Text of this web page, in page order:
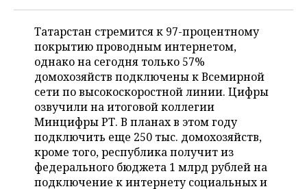
КОМУ ПРИНАДЛЕЖАТ
ТОРГОВЫЕ ЦЕНТРЫ
ТАТАРСТАНА
БЮДЖЕТ
ИНВЕСТИЦИИ
МАШИНОСТРОЕНИЕ
НЕФТЕХИМИЯ
НЕФТЬ
ОПК
ЭНЕРГЕТИКА
НОВОСТИ АВТО
БИЗНЕС
НОВОСТИ БИЗНЕСА
РОЗНИЧНАЯ ТОРГОВЛЯ
ТРАНСПОРТ
УСЛУГИ
ТЕХНОЛОГИИ
НОВОСТИ ТЕХНОЛОГИЙ
МЕДИА
ТЕЛЕКОММУНИКАЦИИ
МЕРОПРИЯТИЯ
НОВОСТИ МЕРОПРИЯТИЙ
ВЫЕЗДНАЯ РЕДАКЦИЯ
БИЗНЕС-БРАНЧИ
СПОРТ
НОВОСТИ СПОРТА
ФУТБОЛ
ОБЩЕСТВО
НОВОСТИ ОБЩЕСТВА
ФОТОГАЛЕРЕЯ
Татарстан стремится к 97-процентному
покрытию проводным интернетом,
однако на сегодня только 57%
домохозяйств подключены к Всемирной
сети по высокоскоростной линии. Цифры
озвучили на итоговой коллегии
Минцифры РТ. В планах в этом году
подключить еще 250 тыс. домохозяйств,
кроме того, республика получит из
федерального бюджета 1 млрд рублей на
подключение к интернету социальных и